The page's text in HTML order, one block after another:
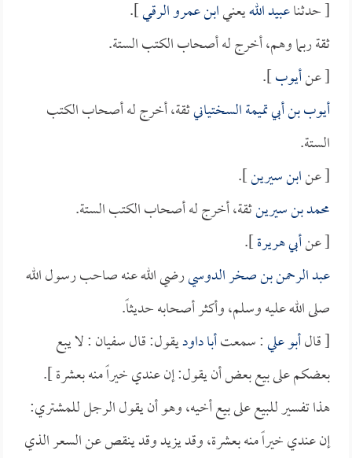
[ حدثناعبيد اللهيعنيابن عمرو الرقي].
ثقة ربما وهم، أخرج له أصحاب الكتب الستة.
[ عنأيوب].
أيوب بن أبي تميمة السختيانيثقة، أخرج له أصحاب الكتب
الستة.
[ عنابن سيرين].
محمد بن سيرينثقة، أخرج له أصحاب الكتب الستة.
[ عنأبي هريرة].
عبد الرحمن بن صخر الدوسيرضي الله عنه صاحب رسول الله
صلى الله عليه وسلم، وأكثر أصحابه حديثاً.
[ قالأبو علي: سمعتأبا داوديقول: قال سفيان : لا يبع
بعضكم على بيع بعض أن يقول: إن عندي خيراً منه بعشرة ].
هذا تفسير للبيع على بيع أخيه، وهو أن يقول الرجل للمشتري:
إن عندي خيراً منه بعشرة، وقد يزيد وقد ينقص عن السعر الذي